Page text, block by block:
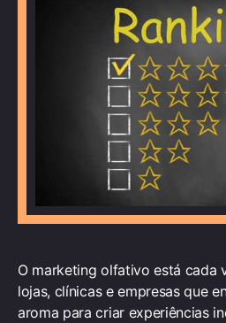
O marketing olfativo está cada
lojas, clínicas e empresas que
aroma para criar experiências